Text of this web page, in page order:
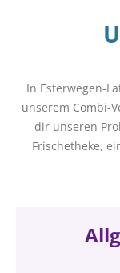
In Esterwegen-
unserem Combi-
dir unseren
Frischetheke,